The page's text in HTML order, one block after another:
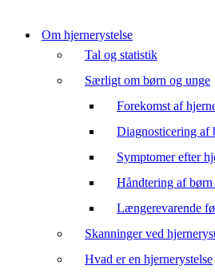
Om hjernerystelse
Tal og statistik
Særligt om børn og unge
Forekomst af
Diagnosticering af
Symptomer efter
Håndtering af børn
Længerevarende
Skanninger ved
Hvad er en hjernerystelse